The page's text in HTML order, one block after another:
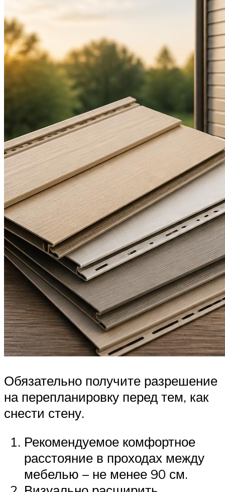
Обязательно получите разрешение
на перепланировку перед тем, как
снести стену.
Рекомендуемое комфортное
расстояние в проходах между
мебелью – не менее 90 см.